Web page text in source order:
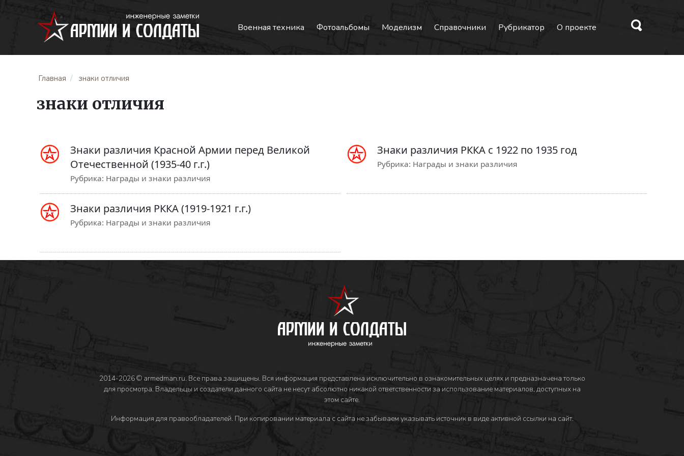
Военная техника Фотоальбомы Моделизм Справочники Рубрикатор О проекте
Главная знаки отличия
знаки отличия
Знаки различия Красной Армии перед Великой
Отечественной (1935-40 г.г.)
Рубрика: Награды и знаки различия
Знаки различия РККА с 1922 по 1935 год
Рубрика: Награды и знаки различия
Знаки различия РККА (1919-1921 г.г.)
Рубрика: Награды и знаки различия
2014-2026 © armedman.ru. Все права защищены. Вся информация представлена исключительно в ознакомительных целях и предназначена только
для просмотра. Владельцы и создатели данного сайта не несут абсолютно никакой ответственности за использование материалов, доступных на
этом сайте.
Информация для правообладателей. При копировании материала с сайта не забываем указывать источник в виде активной ссылки на сайт.